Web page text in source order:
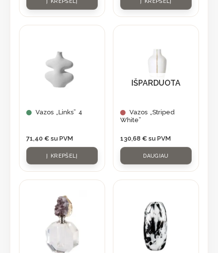
Vazos „Links” 4
71,40 € su PVM
Į KREPŠELĮ
IŠPARDUOTA
Vazos „Striped
White”
130,68 € su PVM
DAUGIAU